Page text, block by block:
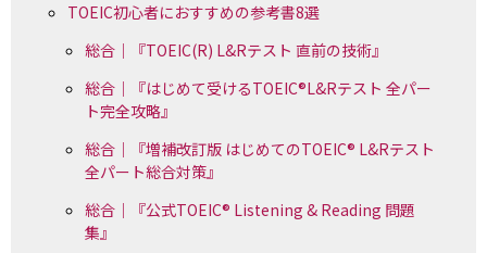
TOEIC初心者におすすめの参考書8選
総合｜『TOEIC(R) L&Rテスト 直前の技術』
総合｜『はじめて受けるTOEIC®L&Rテスト 全パー
ト完全攻略』
総合｜『増補改訂版 はじめてのTOEIC® L&Rテスト
全パート総合対策』
総合｜『公式TOEIC® Listening & Reading 問題
集』